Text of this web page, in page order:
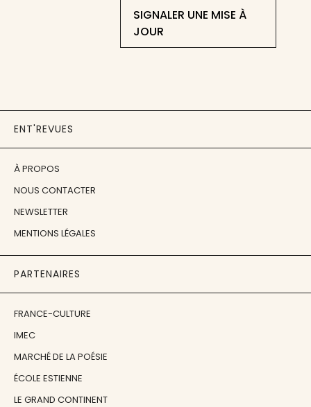
SIGNALER UNE MISE À
JOUR
ENT'REVUES
À PROPOS
NOUS CONTACTER
NEWSLETTER
MENTIONS LÉGALES
PARTENAIRES
FRANCE-CULTURE
IMEC
MARCHÉ DE LA POÉSIE
ÉCOLE ESTIENNE
LE GRAND CONTINENT